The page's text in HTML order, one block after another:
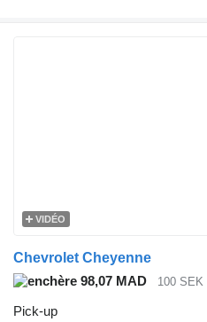
VIDÉO
Chevrolet Cheyenne
98,07 MAD
100 SEK
Pick-up